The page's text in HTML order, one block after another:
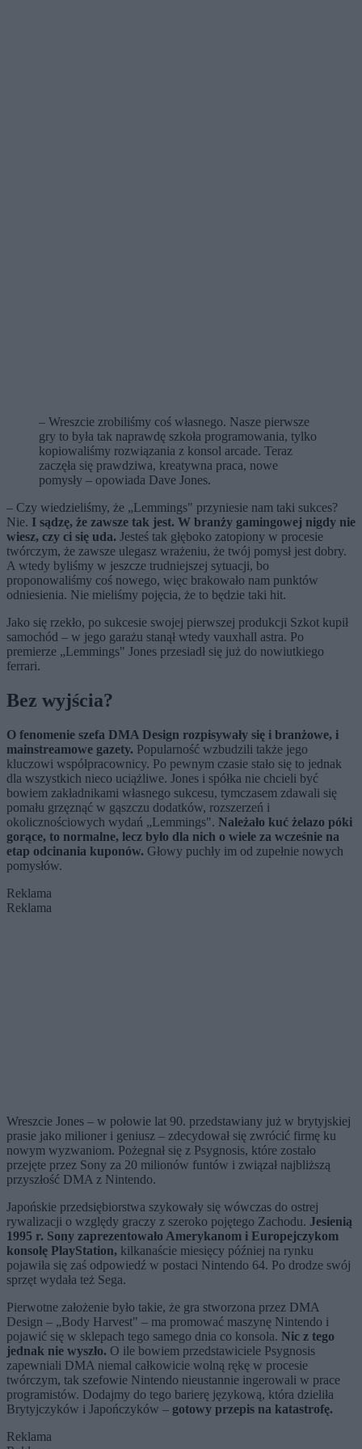
– Wreszcie zrobiliśmy coś własnego. Nasze pierwsze
gry to była tak naprawdę szkoła programowania, tylko
kopiowaliśmy rozwiązania z konsol arcade. Teraz
zaczęła się prawdziwa, kreatywna praca, nowe
pomysły – opowiada Dave Jones.
– Czy wiedzieliśmy, że „Lemmings" przyniesie nam taki sukces?
Nie. I sądzę, że zawsze tak jest. W branży gamingowej nigdy nie
wiesz, czy ci się uda. Jesteś tak głęboko zatopiony w procesie
twórczym, że zawsze ulegasz wrażeniu, że twój pomysł jest dobry.
A wtedy byliśmy w jeszcze trudniejszej sytuacji, bo
proponowaliśmy coś nowego, więc brakowało nam punktów
odniesienia. Nie mieliśmy pojęcia, że to będzie taki hit.
Jako się rzekło, po sukcesie swojej pierwszej produkcji Szkot kupił
samochód – w jego garażu stanął wtedy vauxhall astra. Po
premierze „Lemmings" Jones przesiadł się już do nowiutkiego
ferrari.
Bez wyjścia?
O fenomenie szefa DMA Design rozpisywały się i branżowe, i
mainstreamowe gazety. Popularność wzbudzili także jego
kluczowi współpracownicy. Po pewnym czasie stało się to jednak
dla wszystkich nieco uciążliwe. Jones i spółka nie chcieli być
bowiem zakładnikami własnego sukcesu, tymczasem zdawali się
pomału grzęznąć w gąszczu dodatków, rozszerzeń i
okolicznościowych wydań „Lemmings". Należało kuć żelazo póki
gorące, to normalne, lecz było dla nich o wiele za wcześnie na
etap odcinania kuponów. Głowy puchły im od zupełnie nowych
pomysłów.
Reklama
Reklama
Wreszcie Jones – w połowie lat 90. przedstawiany już w brytyjskiej
prasie jako milioner i geniusz – zdecydował się zwrócić firmę ku
nowym wyzwaniom. Pożegnał się z Psygnosis, które zostało
przejęte przez Sony za 20 milionów funtów i związał najbliższą
przyszłość DMA z Nintendo.
Japońskie przedsiębiorstwa szykowały się wówczas do ostrej
rywalizacji o względy graczy z szeroko pojętego Zachodu. Jesienią
1995 r. Sony zaprezentowało Amerykanom i Europejczykom
konsolę PlayStation, kilkanaście miesięcy później na rynku
pojawiła się zaś odpowiedź w postaci Nintendo 64. Po drodze swój
sprzęt wydała też Sega.
Pierwotne założenie było takie, że gra stworzona przez DMA
Design – „Body Harvest" – ma promować maszynę Nintendo i
pojawić się w sklepach tego samego dnia co konsola. Nic z tego
jednak nie wyszło. O ile bowiem przedstawiciele Psygnosis
zapewniali DMA niemal całkowicie wolną rękę w procesie
twórczym, tak szefowie Nintendo nieustannie ingerowali w prace
programistów. Dodajmy do tego barierę językową, która dzieliła
Brytyjczyków i Japończyków – gotowy przepis na katastrofę.
Reklama